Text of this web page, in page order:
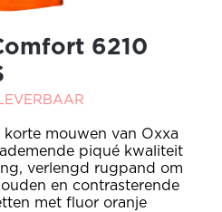
6210
mouwen van Oxxa
piqué kwaliteit
verlengd rugpand om
en contrasterende
met fluor oranje